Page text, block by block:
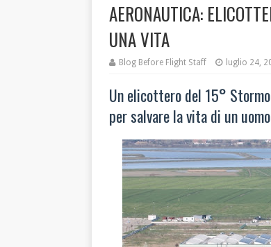
AERONAUTICA:
UNA VITA
Blog Before Flight Staff luglio 24,
Un elicottero del 15°
per salvare la vita di un